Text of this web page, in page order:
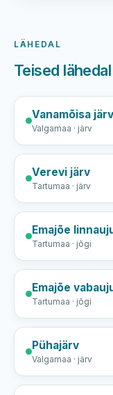
LÄHEDAL
Teised
Vanamõisa järv
Valgamaa · järv
Verevi järv
Tartumaa · järv
Emajõe
Tartumaa · jõgi
Emajõe
Tartumaa · jõgi
Pühajärv
Valgamaa · järv